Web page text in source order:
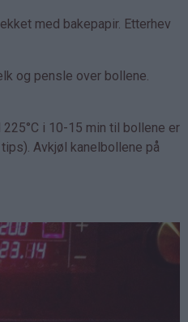
med bakepapir. Etterhev
og pensle over bollene.
i 10-15 min til bollene er
Avkjøl kanelbollene på